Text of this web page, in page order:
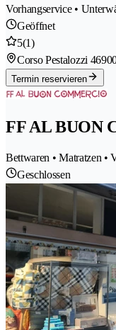
Vorhangservice •
Geöffnet
5(1)
Corso Pestalozzi 4
Termin reservieren
FF AL BUON
Bettwaren • Matratzen •
Geschlossen